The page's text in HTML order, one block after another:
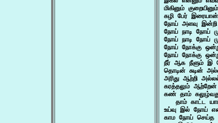
மிகினும்
கழி பேர்
நோய் அளவு
நோய் நாடி நோய்
நோய் நாடி நோய்
நோய் நோக்கு
நோய் நோக்கு
நீர் ஆக நீளும் இ
தொடின் சுடின்
அரிது ஆற்றி
கரத்தலும்
கண் தாம்
தாம் காட்ட
உய்வு இல் நோய்
காம நோய்